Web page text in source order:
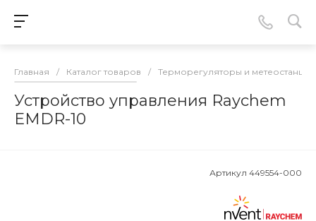
Главная / Каталог товаров / Терморегуляторы и
Устройство управления Raychem
EMDR-10
Артикул 449554-000